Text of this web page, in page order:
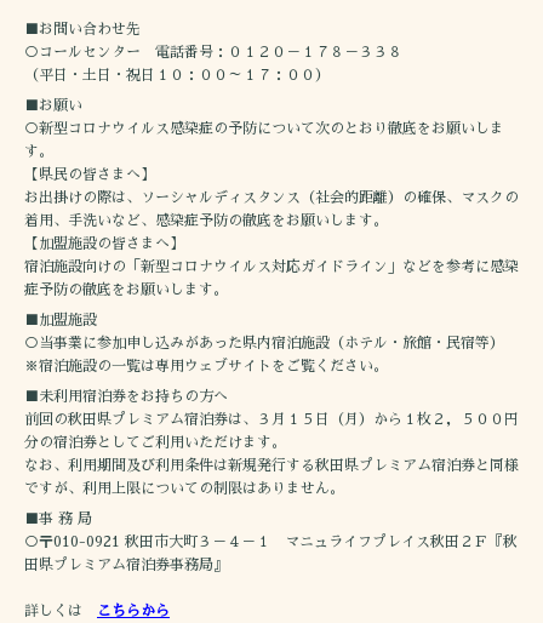
■お問い合わせ先
○コールセンター 電話番号：０１２０－１７８－３３８
（平日・土日・祝日１０：００～１７：００）
■お願い
○新型コロナウイルス感染症の予防について次のとおり徹底をお願いしま
す。
【県民の皆さまへ】
お出掛けの際は、ソーシャルディスタンス（社会的距離）の確保、マスクの
着用、手洗いなど、感染症予防の徹底をお願いします。
【加盟施設の皆さまへ】
宿泊施設向けの「新型コロナウイルス対応ガイドライン」などを参考に感染
症予防の徹底をお願いします。
■加盟施設
○当事業に参加申し込みがあった県内宿泊施設（ホテル・旅館・民宿等）
※宿泊施設の一覧は専用ウェブサイトをご覧ください。
■未利用宿泊券をお持ちの方へ
前回の秋田県プレミアム宿泊券は、３月１５日（月）から１枚２，５００円
分の宿泊券としてご利用いただけます。
なお、利用期間及び利用条件は新規発行する秋田県プレミアム宿泊券と同様
ですが、利用上限についての制限はありません。
■事 務 局
○〒010-0921 秋田市大町３－４－１ マニュライフプレイス秋田２Ｆ『秋
田県プレミアム宿泊券事務局』
詳しくは こちらから